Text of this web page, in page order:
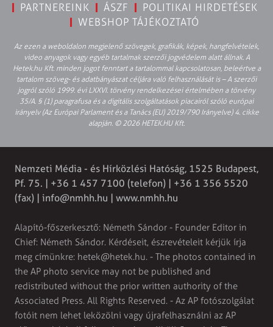
PARTNEREINK
ÁSZF
POLITIKAI HIRDETÉSEK
WEBSHOP TÁJÉKOZTATÓ
Az ezen a weboldalon megjelenő szövegek, grafikák, képek, hangfelvételek,
video anyagok vagy egyéb tartalmak szerzői jogvédelem alatt állnak. A
Hetek.hu Kft. minden jogot fenntart a tartalommal kapcsolatosan, beleértve a
tartalom szöveg- és adatbányászat céljára való felhasználását is – A szerzői
jogról szóló 1999. évi LXXVI. törvény rendelkezései értelmében a törvény
35/A. § (1) paragrafusa és a digitális szolgáltatások piacairól szóló európai
irányelv (Az Európai Parlament és a Tanács (EU) 2019/790 Irányelve) 4. cikke
alapján. © 2026 HETEK.HU Kft.
Nemzeti Média - és Hírközlési Hatóság, 1525 Budapest,
Pf. 75. | +36 1 457 7100 (telefon) | +36 1 356 5520
(fax) | info@nmhh.hu | www.nmhh.hu
Alapító-főszerkesztő: Németh Sándor - Founder Editor in
Chief: Németh Sándor. Kérdéseit, észrevételeit kérjük írja
meg címünkre: hetek@hetek.hu. - The photos contained in
the AP photo service may not be published and
redistributed without the prior written authority of the
Associated Press. All Rights Reserved. - Az AP fotószolgálat
fotóit nem lehet leközölni vagy újrafelhasználni az AP